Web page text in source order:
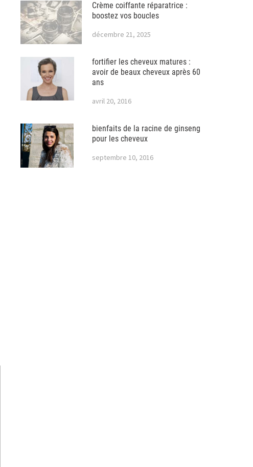
Crème coiffante réparatrice :
boostez vos boucles
décembre 21, 2025
fortifier les cheveux matures :
avoir de beaux cheveux après 60
ans
avril 20, 2016
bienfaits de la racine de ginseng
pour les cheveux
septembre 10, 2016